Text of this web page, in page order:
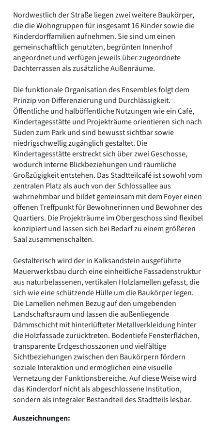
Nordwestlich der Straße liegen zwei weitere Baukörper,
die die Wohngruppen für insgesamt 16 Kinder sowie die
Kinderdorffamilien aufnehmen. Sie sind um einen
gemeinschaftlich genutzten, begrünten Innenhof
angeordnet und verfügen jeweils über zugeordnete
Dachterrassen als zusätzliche Außenräume.
Die funktionale Organisation des Ensembles folgt dem
Prinzip von Differenzierung und Durchlässigkeit.
Öffentliche und halböffentliche Nutzungen wie ein Café,
Kindertagesstätte und Projekträume orientieren sich nach
Süden zum Park und sind bewusst sichtbar sowie
niedrigschwellig zugänglich gestaltet. Die
Kindertagesstätte erstreckt sich über zwei Geschosse,
wodurch interne Blickbeziehungen und räumliche
Großzügigkeit entstehen. Das Stadtteilcafé ist sowohl vom
zentralen Platz als auch von der Schlossallee aus
wahrnehmbar und bildet gemeinsam mit dem Foyer einen
offenen Treffpunkt für Bewohnerinnen und Bewohner des
Quartiers. Die Projekträume im Obergeschoss sind flexibel
konzipiert und lassen sich bei Bedarf zu einem größeren
Saal zusammenschalten.
Gestalterisch wird der in Kalksandstein ausgeführte
Mauerwerksbau durch eine einheitliche Fassadenstruktur
aus naturbelassenen, vertikalen Holzlamellen gefasst, die
sich wie eine schützende Hülle um die Baukörper legen.
Die Lamellen nehmen Bezug auf den umgebenden
Landschaftsraum und lassen die außenliegende
Dämmschicht mit hinterlüfteter Metallverkleidung hinter
die Holzfassade zurücktreten. Bodentiefe Fensterflächen,
transparente Erdgeschosszonen und vielfältige
Sichtbeziehungen zwischen den Baukörpern fördern
soziale Interaktion und ermöglichen eine visuelle
Vernetzung der Funktionsbereiche. Auf diese Weise wird
das Kinderdorf nicht als abgeschlossene Institution,
sondern als integraler Bestandteil des Stadtteils lesbar.
Auszeichnungen: